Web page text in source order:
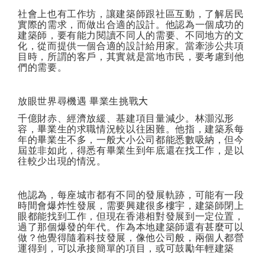
社會上也有工作坊，讓建築師跟社區互動，了解居民
實際的需求，而做出合適的設計。他認為一個成功的
建築師，要有能力閱讀不同人的需要、不同地方的文
化，從而提供一個合適的設計給用家。當牽涉公共項
目時，所謂的客戶，其實就是當地市民，要考慮到他
們的需要。
放眼世界尋機遇 畢業生挑戰大
千億財赤、經濟放緩、基建項目量減少。林灝泓形
容，畢業生的求職情況較以往困難。他指，建築系每
年的畢業生不多，一般大小公司都能悉數吸納，但今
屆並非如此，得悉有畢業生到年底還在找工作，是以
往較少出現的情況。
他認為，每座城市都有不同的發展軌跡，可能有一段
時間會爆炸性發展，需要興建很多樓宇，建築師閉上
眼都能找到工作，但現在香港相對發展到一定位置，
過了那個爆發的年代。作為本地建築師還有甚麼可以
做？他覺得隨着科技發展，像他公司般，兩個人都營
運得到，可以承接簡單的項目，或可鼓勵年輕建築